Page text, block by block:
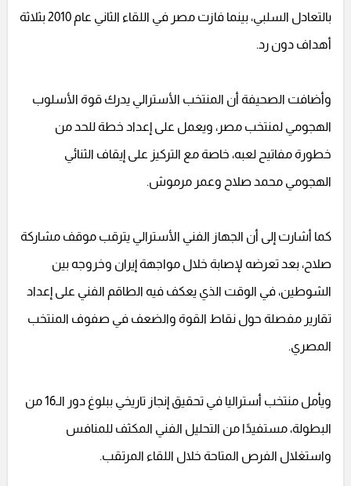
بالتعادل السلبي، بينما فازت مصر في اللقاء الثاني عام 2010 بثلاثة
أهداف دون رد.
وأضافت الصحيفة أن المنتخب الأسترالي يدرك قوة الأسلوب
الهجومي لمنتخب مصر، ويعمل على إعداد خطة للحد من
خطورة مفاتيح لعبه، خاصة مع التركيز على إيقاف الثنائي
الهجومي محمد صلاح وعمر مرموش.
كما أشارت إلى أن الجهاز الفني الأسترالي يترقب موقف مشاركة
صلاح، بعد تعرضه لإصابة خلال مواجهة إيران وخروجه بين
الشوطين، في الوقت الذي يعكف فيه الطاقم الفني على إعداد
تقارير مفصلة حول نقاط القوة والضعف في صفوف المنتخب
المصري.
ويأمل منتخب أستراليا في تحقيق إنجاز تاريخي ببلوغ دور الـ16 من
البطولة، مستفيدًا من التحليل الفني المكثف للمنافس
واستغلال الفرص المتاحة خلال اللقاء المرتقب.